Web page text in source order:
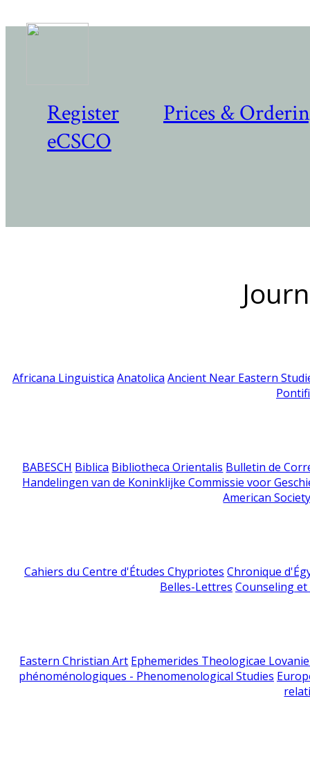
Register
Prices &
eCSCO
Africana Linguistica Anatolica Ancient Near Eastern
BABESCH Biblica Bibliotheca Orientalis Bulletin de
Handelingen van de Koninklijke Commissie voor
American
Cahiers du Centre d'Études Chypriotes Chronique
Belles-Lettres Counseling
Eastern Christian Art Ephemerides Theologicae
phénoménologiques - Phenomenological Studies